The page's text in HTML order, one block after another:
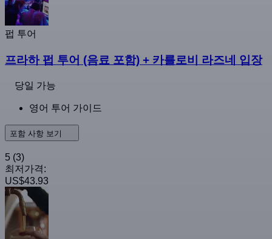
펍 투어
프라하 펍 투어 (음료 포함) + 카를로비 라즈네 입장
당일 가능
영어 투어 가이드
포함 사항 보기
5 (3)
최저가격:
US$43.93